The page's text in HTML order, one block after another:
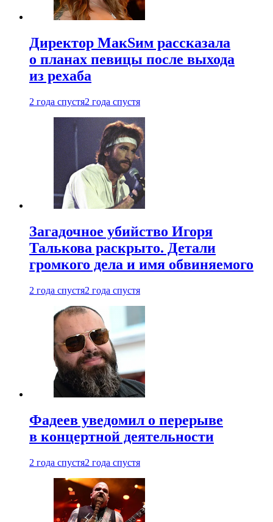
Директор МакSим рассказала
о планах певицы после выхода
из рехаба
2 года спустя2 года спустя
Загадочное убийство Игоря
Талькова раскрыто. Детали
громкого дела и имя обвиняемого
2 года спустя2 года спустя
Фадеев уведомил о перерыве
в концертной деятельности
2 года спустя2 года спустя